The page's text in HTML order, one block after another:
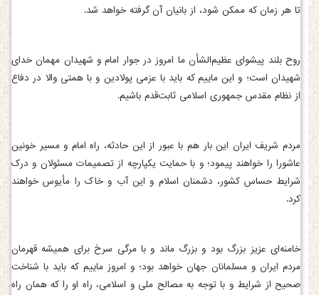
تا هر زمان که ممکن شود، از بانیان آن گرفته خواهد شد.
روح بلند پیشوای عظیم‌الشأن ما امروز در جوار امام و شهیدان مهمان خدای
شهیدان است؛ و این ماییم که باید با عزمی پولادین و با همتی والا در دفاع
از نظام مقدس جمهوری اسلامی ثابت‌قدم باشیم.
مردم شریف ایران این بار هم با عبور از این حادثه، راه امام و مسیر خونین
عاشورا را خواهند پیمود؛ و با حمایت یکپارچه از تصمیمات مسئولان و درک
شرایط حساس کشور، دشمنان اسلام و این آب و خاک را مأیوس خواهند
کرد.
خامنه‌ای عزیز بزرگ بود و بزرگ ماند و با مرگی سرخ برای همیشه قهرمان
مردم ایران و مسلمانان جهان خواهد بود؛ و امروز ماییم که باید با شناخت
صحیح از شرایط و با توجه به مصالح ملی و اسلامی، راه او را که همان راه